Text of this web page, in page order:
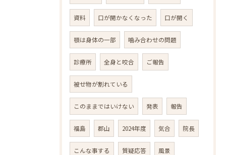
資料 口が開かなくなった 口が開く
顎は身体の一部 噛み合わせの問題
診療所 全身と咬合 ご報告
被せ物が割れている
このままではいけない 発表 報告
福島 郡山 2024年度 気合 院長
こんな事する 質疑応答 風景